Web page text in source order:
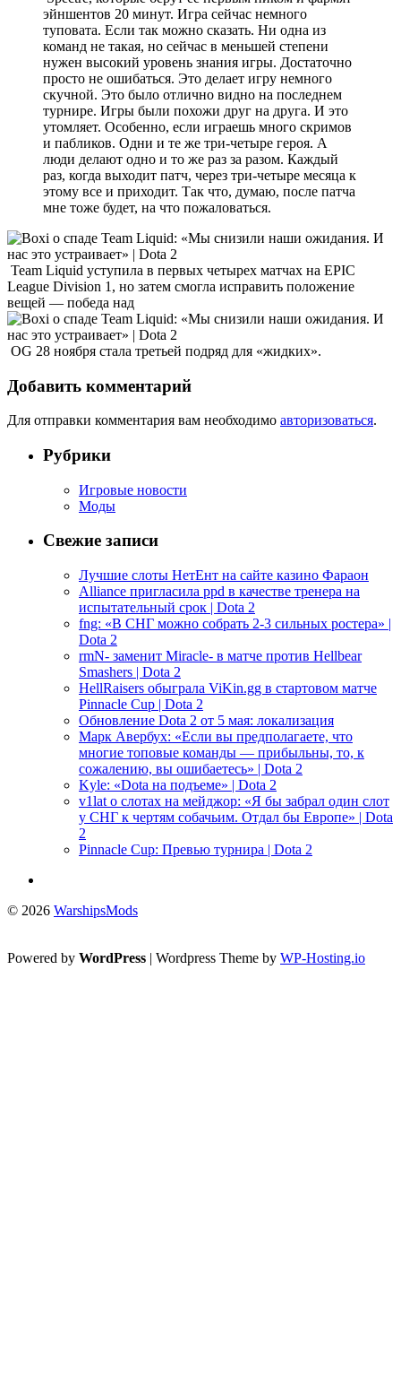
эйншентов 20 минут. Игра сейчас немного
туповата. Если так можно сказать. Ни одна из
команд не такая, но сейчас в меньшей степени
нужен высокий уровень знания игры. Достаточно
просто не ошибаться. Это делает игру немного
скучной. Это было отлично видно на последнем
турнире. Игры были похожи друг на друга. И это
утомляет. Особенно, если играешь много скримов
и пабликов. Одни и те же три-четыре героя. А
люди делают одно и то же раз за разом. Каждый
раз, когда выходит патч, через три-четыре месяца к
этому все и приходит. Так что, думаю, после патча
мне тоже будет, на что пожаловаться.
Team Liquid уступила в первых четырех матчах на EPIC
League Division 1, но затем смогла исправить положение
вещей — победа над
OG 28 ноября стала третьей подряд для «жидких».
Добавить комментарий
Для отправки комментария вам необходимо авторизоваться.
Рубрики
Игровые новости
Моды
Свежие записи
Лучшие слоты НетЕнт на сайте казино Фараон
Alliance пригласила ppd в качестве тренера на
испытательный срок | Dota 2
fng: «В СНГ можно собрать 2-3 сильных ростера» |
Dota 2
rmN- заменит Miracle- в матче против Hellbear
Smashers | Dota 2
HellRaisers обыграла ViKin.gg в стартовом матче
Pinnacle Cup | Dota 2
Обновление Dota 2 от 5 мая: локализация
Марк Авербух: «Если вы предполагаете, что
многие топовые команды — прибыльны, то, к
сожалению, вы ошибаетесь» | Dota 2
Kyle: «Dota на подъеме» | Dota 2
v1lat о слотах на мейджор: «Я бы забрал один слот
у СНГ к чертям собачьим. Отдал бы Европе» | Dota
2
Pinnacle Cup: Превью турнира | Dota 2
© 2026 WarshipsMods
Powered by WordPress | Wordpress Theme by WP-Hosting.io